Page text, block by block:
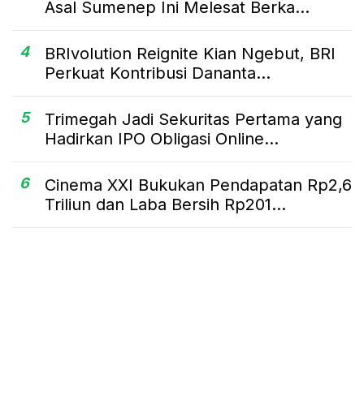
Asal Sumenep Ini Melesat Berka...
4
BRIvolution Reignite Kian Ngebut, BRI
Perkuat Kontribusi Dananta...
5
Trimegah Jadi Sekuritas Pertama yang
Hadirkan IPO Obligasi Online...
6
Cinema XXI Bukukan Pendapatan Rp2,6
Triliun dan Laba Bersih Rp201...